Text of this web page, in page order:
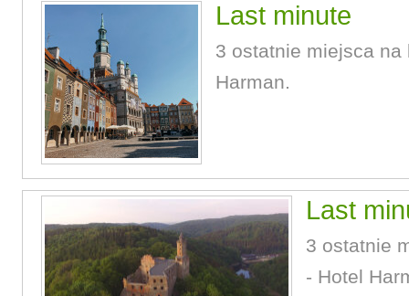
Last minute
3 ostatnie miejsca
Harman.
Last
3 ostatnie
- Hotel